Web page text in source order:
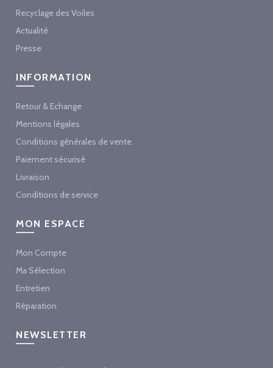
Recyclage des Voiles
Actualité
Presse
INFORMATION
Retour & Echange
Mentions légales
Conditions générales de vente
Paiement sécurisé
Livraison
Conditions de service
MON ESPACE
Mon Compte
Ma Sélection
Entretien
Réparation
NEWSLETTER